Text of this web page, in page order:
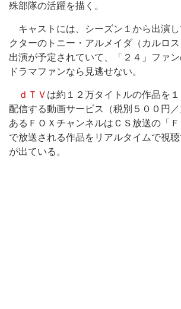
殊部隊の活躍を描く。
キャストには、シーズン１から出演し
クターのトニー・アルメイダ（カルロ
出演が予定されていて、「２４」ファ
ドラマファンなら見逃せない。
ｄＴＶ は約１２万タイトルの作品を
配信する動画サービス（税別５００円
あるＦＯＸチャンネルはＣＳ放送の「Ｆ
で放送される作品をリアルタイムで視
が出ている。